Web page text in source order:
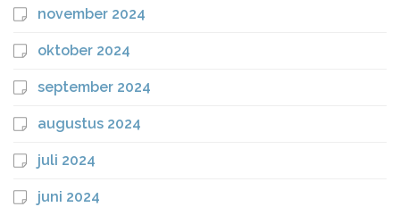
november 2024
oktober 2024
september 2024
augustus 2024
juli 2024
juni 2024